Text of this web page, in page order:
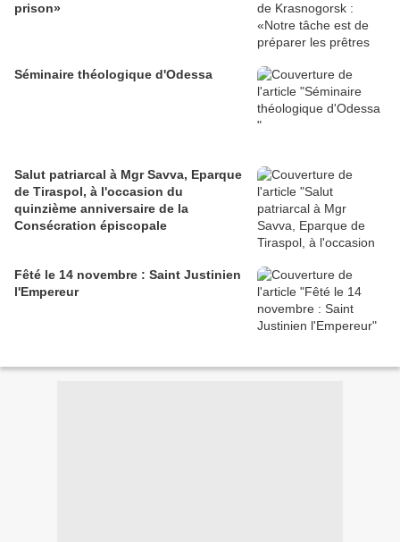
prison»
Séminaire théologique d'Odessa
Salut patriarcal à Mgr Savva, Eparque
de Tiraspol, à l'occasion du
quinzième anniversaire de la
Consécration épiscopale
Fêté le 14 novembre : Saint Justinien
l'Empereur